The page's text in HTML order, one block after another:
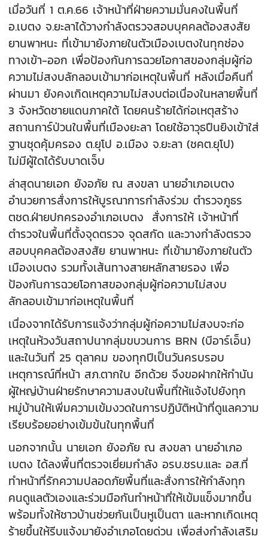
เมื่อวันที่ 1 ต.ค.66 เจ้าหน้าที่ฝ่ายความมั่นคงในพื้นที่
อ.เบตง จ.ยะลาได้วางกำลังตรวจสอบบุคคลต้องสงสัย
ยานพาหนะ ที่เข้ามายังภายในตัวเมืองเบตงในทุกช่อง
ทางเข้า-ออก เพื่อป้องกันการฉวยโอกาสของกลุ่มผู้ก่อ
ความไม่สงบลักลอบเข้ามาก่อเหตุในพื้นที่ หลังเมื่อคืนที่
ผ่านมา ยังคงเกิดเหตุความไม่สงบต่อเนื่องในหลายพื้นที่
3 จังหวัดชายแดนภาคใต้ โดยคนร้ายได้ก่อเหตุสร้าง
สถานการ์ป่วนในพื้นที่เมืองยะลา โดยใช้อาวุธปืนยิงเข้าใส่
ฐานชุดคุ้มครอง ต.ยุโป อ.เมือง จ.ยะลา (ชคต.ยุโป)
ไม่มีผู้ใดได้รับบาดเจ็บ
ล่าสุดนายเอก ยังอภัย ณ สงขลา นายอำเภอเบตง
อำนวยการสั่งการให้บูรณาการกำลังร่วม ตำรวจภูธร
ตชด.ฝ่ายปกครองอำเภอเบตง สั่งการให้ เจ้าหน้าที่
ตำรวจในพื้นที่ตั้งจุดตรวจ จุดสกัด และวางกำลังตรวจ
สอบบุคคลต้องสงสัย ยานพาหนะ ที่เข้ามายังภายในตัว
เมืองเบตง รวมทั้งเส้นทางสายหลักสายรอง เพื่อ
ป้องกันการฉวยโอกาสของกลุ่มผู้ก่อความไม่สงบ
ลักลอบเข้ามาก่อเหตุในพื้นที่
เนื่องจากได้รับการแจ้งว่ากลุ่มผู้ก่อความไม่สงบจะก่อ
เหตุในห้วงวันสถาปนากลุ่มขบวนการ BRN (บีอาร์เอ็น)
และในวันที่ 25 ตุลาคม ของทุกปีเป็นวันครบรอบ
เหตุการณ์ที่หน้า สภ.ตากใบ อีกด้วย จึงขอฝากให้กำนัน
ผู้ใหญ่บ้านฝ่ายรักษาความสงบในพื้นที่ให้แจ้งไปยังทุก
หมู่บ้านให้เพิ่มความเข้มงวดในการปฏิบัติหน้าที่ดูแลความ
เรียบร้อยอย่างเข้มข้นในทุกพื้นที่
นอกจากนั้น นายเอก ยังอภัย ณ สงขลา นายอำเภอ
เบตง ได้ลงพื้นที่ตรวจเยี่ยมกำลัง อรบ.ชรบ.และ อส.ที่
ทำหน้าที่รักความปลอดภัยพื้นที่และสั่งการให้กำลังทุก
คนดูแลตัวเองและร่วมมือกันทำหน้าที่ให้เข้มแข็งมากขึ้น
พร้อมทั้งให้ชาวบ้านช่วยกันเป็นหูเป็นตา และหากเกิดเหตุ
ร้ายขึ้นให้รีบแจ้งมายังอำเภอโดยด่วน เพื่อส่งกำลังเสริม